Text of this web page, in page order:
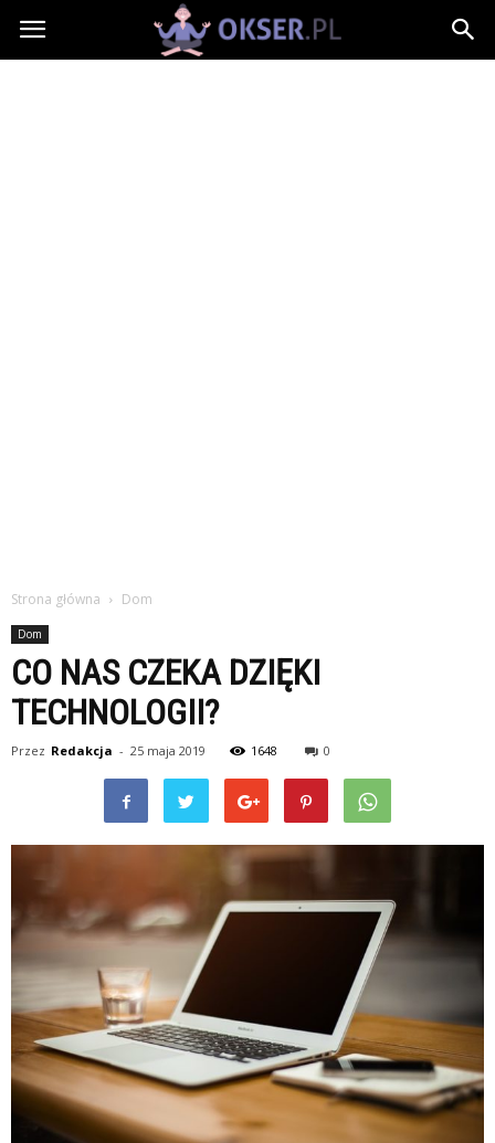
Okser.pl
Strona główna Dom
Dom
CO NAS CZEKA DZIĘKI
TECHNOLOGII?
Przez Redakcja - 25 maja 2019 1648 0